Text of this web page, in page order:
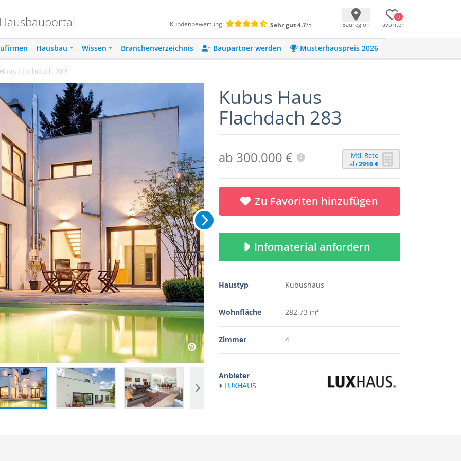
Kundenbewertung: Sehr gut4.7/5 Bauregion
0
Favoriten
Hausbau Wissen Branchenverzeichnis Baupartner werden Musterhauspreis 2026
Flachdach 283
Kubus Haus
Flachdach 283
ab 300.000 €
Mtl. Rate
ab2916 €
Zu Favoriten hinzufügen
Infomaterial anfordern
Haustyp Kubushaus
Wohnfläche 282,73 m²
Zimmer 4
Anbieter
LUXHAUS